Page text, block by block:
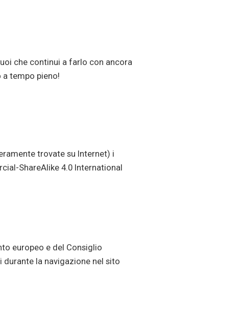
che continui a farlo con ancora
tempo pieno!
trovate su Internet) i
ShareAlike 4.0 International
europeo e del Consiglio
durante la navigazione nel sito